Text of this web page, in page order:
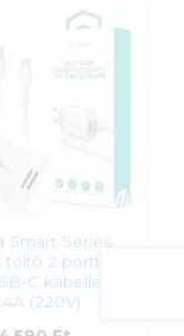
Smart Series
töltő 2 porttal,
C kábellel,
(220V)